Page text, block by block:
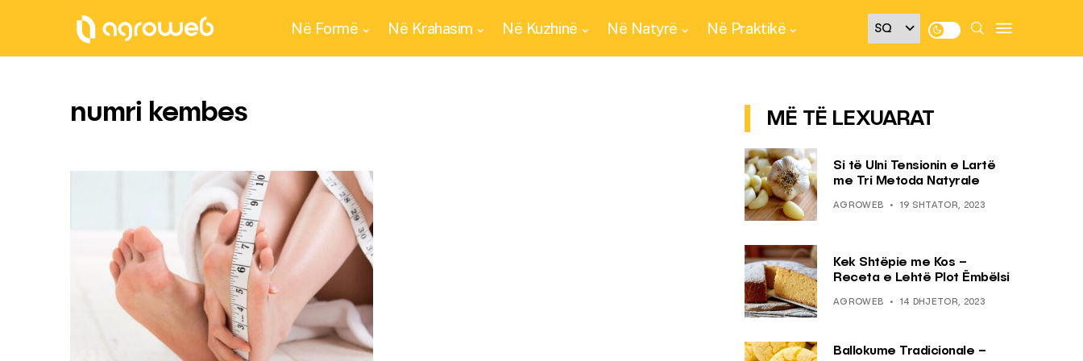
Në Formë Në Krahasim Në Kuzhinë Në Natyrë Në Praktikë
numri kembes MË TË LEXUARAT
Si të Ulni Tensionin e Lartë
me Tri Metoda Natyrale
AGROWEB 19 SHTATOR, 2023
Kek Shtëpie me Kos –
Receta e Lehtë Plot Ëmbëlsi
AGROWEB 14 DHJETOR, 2023
Ballokume Tradicionale –